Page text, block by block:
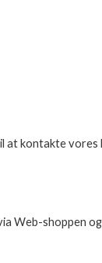
at kontakte
Web-shoppen